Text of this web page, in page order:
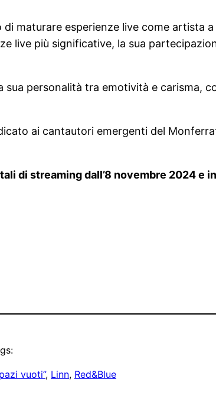
di maturare esperienze live come artista
live più significative, la sua
personalità tra emotività e carisma,
ai cantautori emergenti del
di streaming dall’8 novembre 2024 e
vuoti”, Linn, Red&Blue